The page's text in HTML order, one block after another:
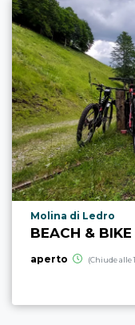
Località punto di
Molina di Ledro
BEACH & BIKE
aperto (Chiude alle